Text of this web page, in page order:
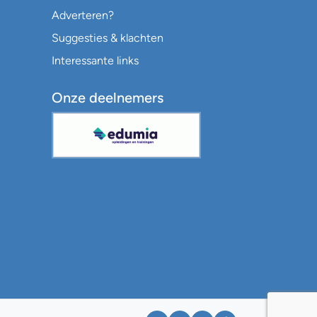
Adverteren?
Suggesties & klachten
Interessante links
Onze deelnemers